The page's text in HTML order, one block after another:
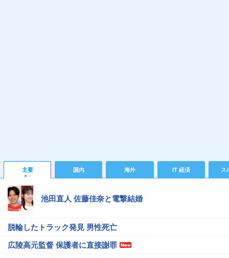
主要 国内 海外 IT 経済 ス
池田直人 佐藤佳奈と電撃結婚
脱輪したトラック発見 男性死亡
広陵高元監督 保護者に直接謝罪